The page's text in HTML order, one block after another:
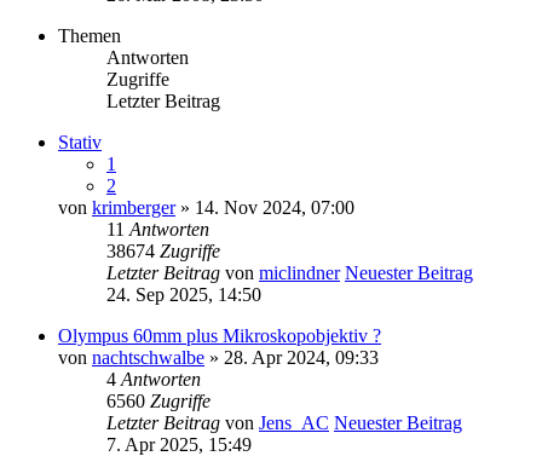
Themen
Antworten
Zugriffe
Letzter Beitrag
Stativ
1
2
von krimberger» 14. Nov 2024, 07:00
11 Antworten
38674 Zugriffe
Letzter Beitrag von miclindner Neuester Beitrag
24. Sep 2025, 14:50
Olympus 60mm plus Mikroskopobjektiv ?
von nachtschwalbe » 28. Apr 2024, 09:33
4 Antworten
6560 Zugriffe
Letzter Beitrag von Jens_AC Neuester Beitrag
7. Apr 2025, 15:49